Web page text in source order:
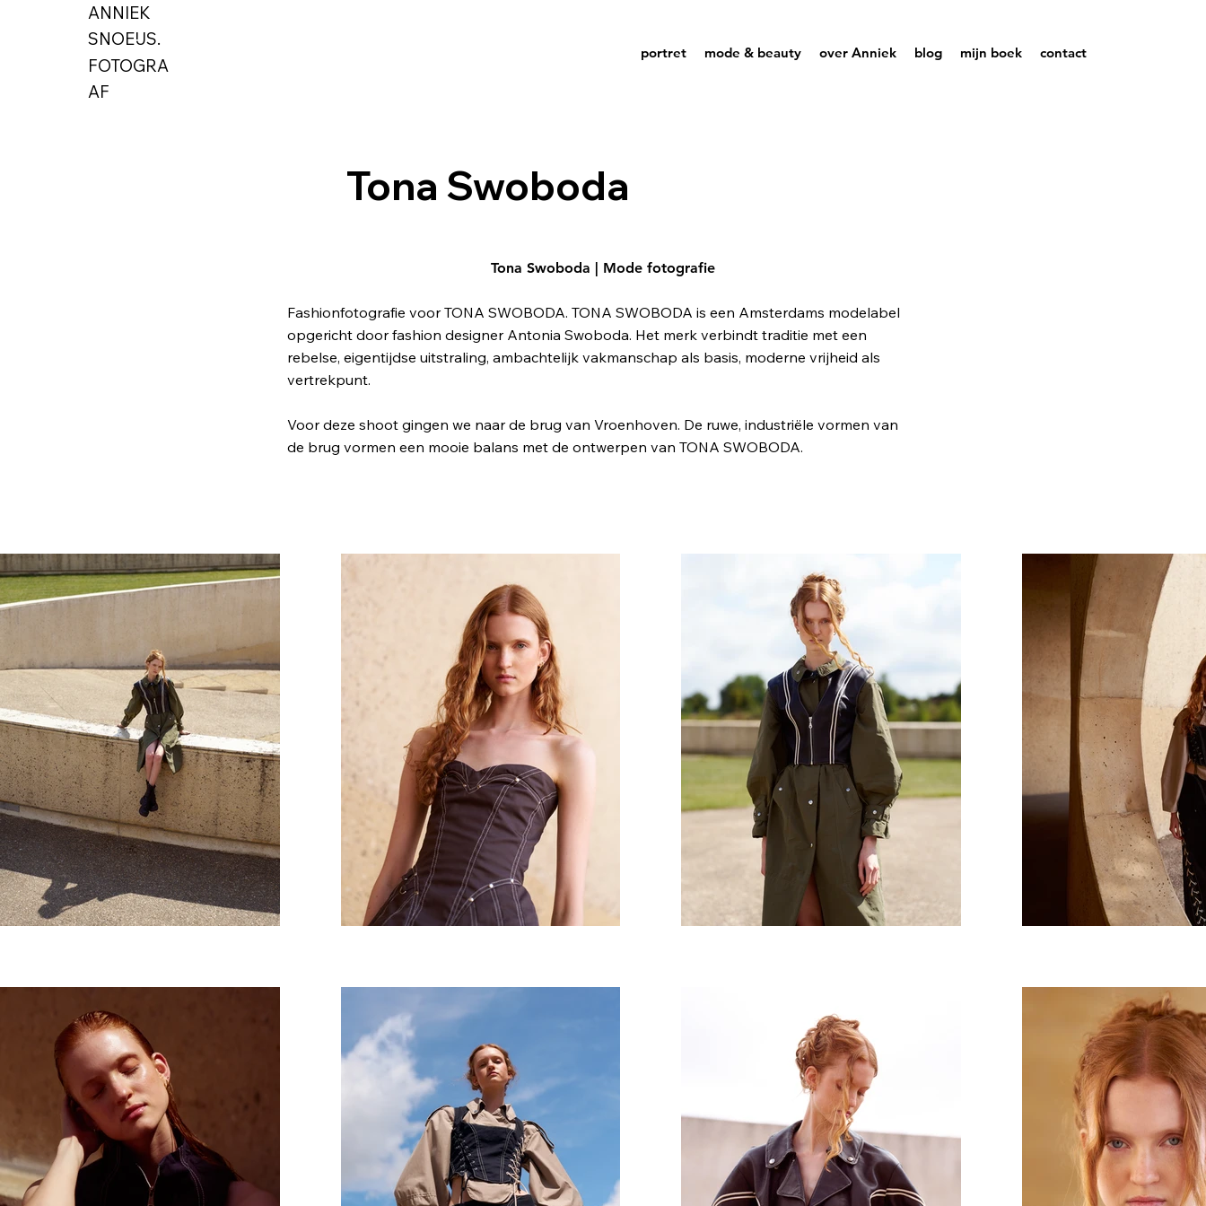
ANNIEK
SNOEIJS.
FOTOGRA
AF
portret mode & beauty over Anniek blog mijn boek contact
Tona Swoboda
Tona Swoboda | Mode fotografie
Fashionfotografie voor TONA SWOBODA. TONA SWOBODA is een Amsterdams modelabel
opgericht door fashion designer Antonia Swoboda. Het merk verbindt traditie met een
rebelse, eigentijdse uitstraling, ambachtelijk vakmanschap als basis, moderne vrijheid als
vertrekpunt.
Voor deze shoot gingen we naar de brug van Vroenhoven. De ruwe, industriële vormen van
de brug vormen een mooie balans met de ontwerpen van TONA SWOBODA.